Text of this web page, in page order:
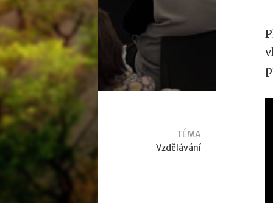
TÉMA
Vzdělávání